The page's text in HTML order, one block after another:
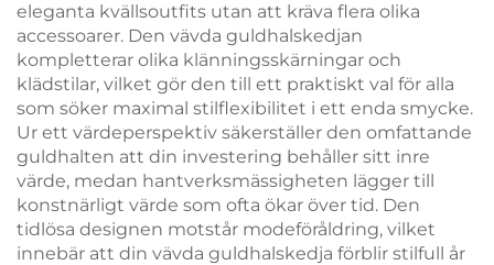
eleganta kvällsoutfits utan att kräva flera olika
accessoarer. Den vävda guldhalskedjan
kompletterar olika klänningsskärningar och
klädstilar, vilket gör den till ett praktiskt val för alla
som söker maximal stilflexibilitet i ett enda smycke.
Ur ett värdeperspektiv säkerställer den omfattande
guldhalten att din investering behåller sitt inre
värde, medan hantverksmässigheten lägger till
konstnärligt värde som ofta ökar över tid. Den
tidlösa designen motstår modeföråldring, vilket
innebär att din vävda guldhalskedja förblir stilfull år